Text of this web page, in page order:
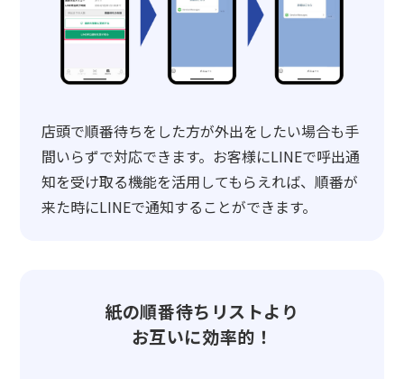
店頭で順番待ちをした方が外出をしたい場合も手
間いらずで対応できます。お客様にLINEで呼出通
知を受け取る機能を活用してもらえれば、順番が
来た時にLINEで通知することができます。
紙の順番待ちリストより
お互いに効率的！